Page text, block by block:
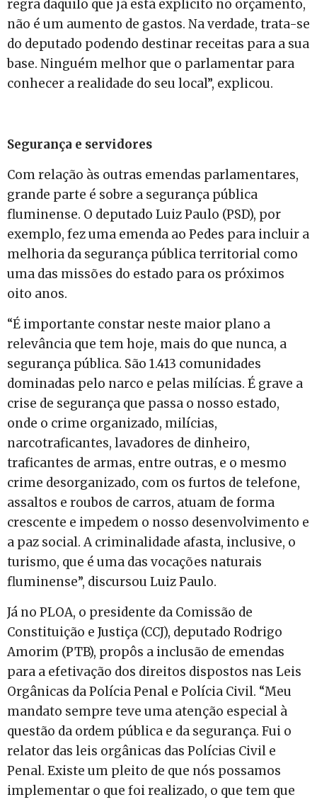
regra daquilo que já está explícito no orçamento,
não é um aumento de gastos. Na verdade, trata-se
do deputado podendo destinar receitas para a sua
base. Ninguém melhor que o parlamentar para
conhecer a realidade do seu local”, explicou.
Segurança e servidores
Com relação às outras emendas parlamentares,
grande parte é sobre a segurança pública
fluminense. O deputado Luiz Paulo (PSD), por
exemplo, fez uma emenda ao Pedes para incluir a
melhoria da segurança pública territorial como
uma das missões do estado para os próximos
oito anos.
“É importante constar neste maior plano a
relevância que tem hoje, mais do que nunca, a
segurança pública. São 1.413 comunidades
dominadas pelo narco e pelas milícias. É grave a
crise de segurança que passa o nosso estado,
onde o crime organizado, milícias,
narcotraficantes, lavadores de dinheiro,
traficantes de armas, entre outras, e o mesmo
crime desorganizado, com os furtos de telefone,
assaltos e roubos de carros, atuam de forma
crescente e impedem o nosso desenvolvimento e
a paz social. A criminalidade afasta, inclusive, o
turismo, que é uma das vocações naturais
fluminense”, discursou Luiz Paulo.
Já no PLOA, o presidente da Comissão de
Constituição e Justiça (CCJ), deputado Rodrigo
Amorim (PTB), propôs a inclusão de emendas
para a efetivação dos direitos dispostos nas Leis
Orgânicas da Polícia Penal e Polícia Civil. “Meu
mandato sempre teve uma atenção especial à
questão da ordem pública e da segurança. Fui o
relator das leis orgânicas das Polícias Civil e
Penal. Existe um pleito de que nós possamos
implementar o que foi realizado, o que tem que